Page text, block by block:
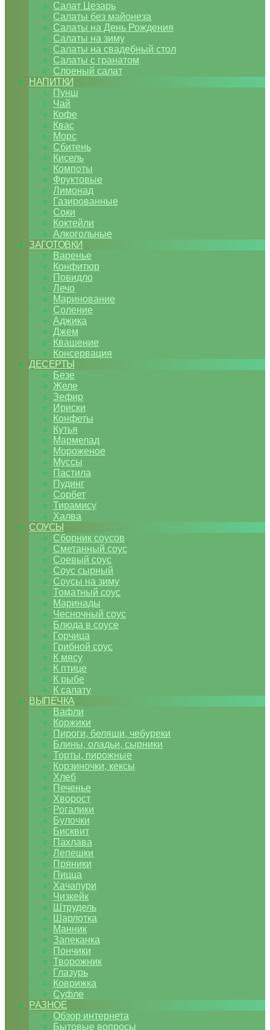
Салат Цезарь
Салаты без майонеза
Салаты на День Рождения
Салаты на зиму
Салаты на свадебный стол
Салаты с гранатом
Слоеный салат
НАПИТКИ
Пунш
Чай
Кофе
Квас
Морс
Сбитень
Кисель
Компоты
Фруктовые
Лимонад
Газированные
Соки
Коктейли
Алкогольные
ЗАГОТОВКИ
Варенье
Конфитюр
Повидло
Лечо
Маринование
Соление
Аджика
Джем
Квашение
Консервация
ДЕСЕРТЫ
Безе
Желе
Зефир
Ириски
Конфеты
Кутья
Мармелад
Мороженое
Муссы
Пастила
Пудинг
Сорбет
Тирамису
Халва
СОУСЫ
Сборник соусов
Сметанный соус
Соевый соус
Соус сырный
Соусы на зиму
Томатный соус
Маринады
Чесночный соус
Блюда в соусе
Горчица
Грибной соус
К мясу
К птице
К рыбе
К салату
ВЫПЕЧКА
Вафли
Коржики
Пироги, беляши, чебуреки
Блины, оладьи, сырники
Торты, пирожные
Корзиночки, кексы
Хлеб
Печенье
Хворост
Рогалики
Булочки
Бисквит
Пахлава
Лепешки
Пряники
Пицца
Хачапури
Чизкейк
Штрудель
Шарлотка
Манник
Запеканка
Пончики
Творожник
Глазурь
Коврижка
Суфле
РАЗНОЕ
Обзор интернета
Бытовые вопросы